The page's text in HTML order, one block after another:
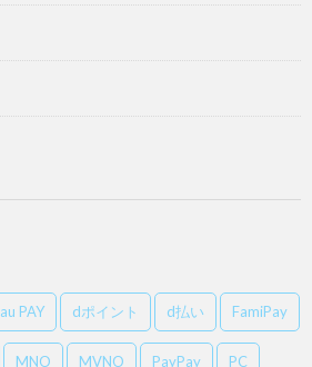
au PAY dポイント d払い FamiPay
MNO MVNO PayPay PC